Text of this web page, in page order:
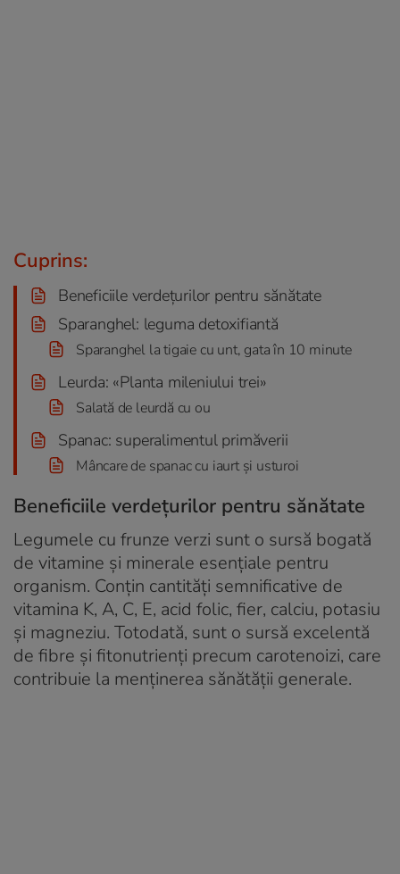
Cuprins:
Beneficiile verdețurilor pentru sănătate
Sparanghel: leguma detoxifiantă
Sparanghel la tigaie cu unt, gata în 10 minute
Leurda: «Planta mileniului trei»
Salată de leurdă cu ou
Spanac: superalimentul primăverii
Mâncare de spanac cu iaurt şi usturoi
Beneficiile verdețurilor pentru sănătate
Legumele cu frunze verzi sunt o sursă bogată
de vitamine și minerale esențiale pentru
organism. Conțin cantități semnificative de
vitamina K, A, C, E, acid folic, fier, calciu, potasiu
și magneziu. Totodată, sunt o sursă excelentă
de fibre și fitonutrienți precum carotenoizi, care
contribuie la menținerea sănătății generale.